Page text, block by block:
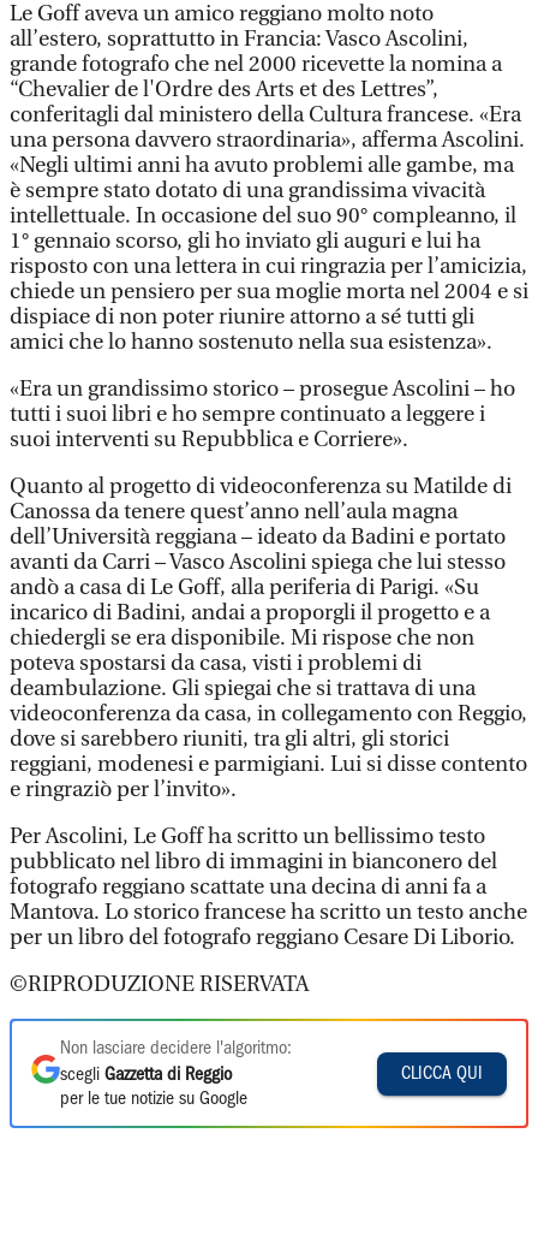
Le Goff aveva un amico reggiano molto noto
all’estero, soprattutto in Francia: Vasco Ascolini,
grande fotografo che nel 2000 ricevette la nomina a
“Chevalier de l'Ordre des Arts et des Lettres”,
conferitagli dal ministero della Cultura francese. «Era
una persona davvero straordinaria», afferma Ascolini.
«Negli ultimi anni ha avuto problemi alle gambe, ma
è sempre stato dotato di una grandissima vivacità
intellettuale. In occasione del suo 90° compleanno, il
1° gennaio scorso, gli ho inviato gli auguri e lui ha
risposto con una lettera in cui ringrazia per l’amicizia,
chiede un pensiero per sua moglie morta nel 2004 e si
dispiace di non poter riunire attorno a sé tutti gli
amici che lo hanno sostenuto nella sua esistenza».
«Era un grandissimo storico – prosegue Ascolini – ho
tutti i suoi libri e ho sempre continuato a leggere i
suoi interventi su Repubblica e Corriere».
Quanto al progetto di videoconferenza su Matilde di
Canossa da tenere quest’anno nell’aula magna
dell’Università reggiana – ideato da Badini e portato
avanti da Carri – Vasco Ascolini spiega che lui stesso
andò a casa di Le Goff, alla periferia di Parigi. «Su
incarico di Badini, andai a proporgli il progetto e a
chiedergli se era disponibile. Mi rispose che non
poteva spostarsi da casa, visti i problemi di
deambulazione. Gli spiegai che si trattava di una
videoconferenza da casa, in collegamento con Reggio,
dove si sarebbero riuniti, tra gli altri, gli storici
reggiani, modenesi e parmigiani. Lui si disse contento
e ringraziò per l’invito».
Per Ascolini, Le Goff ha scritto un bellissimo testo
pubblicato nel libro di immagini in bianconero del
fotografo reggiano scattate una decina di anni fa a
Mantova. Lo storico francese ha scritto un testo anche
per un libro del fotografo reggiano Cesare Di Liborio.
©RIPRODUZIONE RISERVATA
Non lasciare decidere l'algoritmo:
scegli Gazzetta di Reggio
per le tue notizie su Google
CLICCA QUI